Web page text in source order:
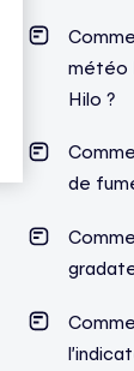
météo
Hilo ?
de